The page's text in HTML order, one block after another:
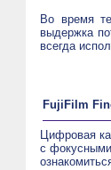
Во время
выдержка
всегда
FujiFilm
Цифровая
с фокусными